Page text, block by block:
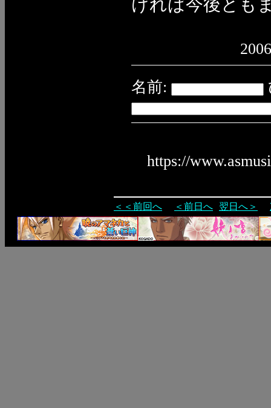
ければ今後とも
名前:
https://
＜＜前回へ ＜前日へ 翌日へ＞